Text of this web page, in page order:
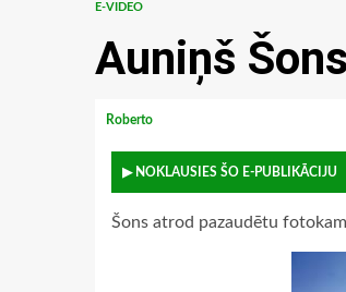
E-VIDEO
Auniņš
Roberto
▶ NOKLAUSIES ŠO E-PUBLIKĀCIJU
Šons atrod pazaudētu